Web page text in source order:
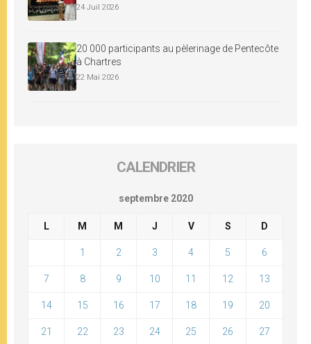
24 Juil 2026
20 000 participants au pèlerinage de Pentecôte
à Chartres
22 Mai 2026
CALENDRIER
septembre 2020
L M M J V S D
1 2 3 4 5 6
7 8 9 10 11 12 13
14 15 16 17 18 19 20
21 22 23 24 25 26 27